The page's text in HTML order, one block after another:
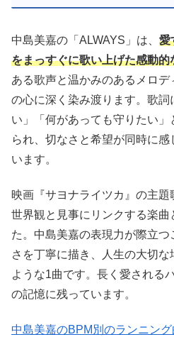
中島美嘉の「ALWAYS」は、 愛
をまっすぐに歌い上げた感動的
ある歌声と温かみのあるメロデ
の心に深く染み渡ります。歌詞
い」「何があっても守りたい
られ、切なさと希望が同時に
います。
映画『サヨナライツカ』の主
世界観と見事にリンクする楽
た。中島美嘉の表現力が際立
さを丁寧に描き、人生の大切
ような1曲です。長く愛される
の記憶に残っています。
中島美嘉のBPM別のランニング